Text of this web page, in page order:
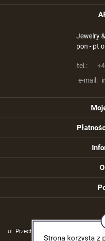
Strona korzysta z
Jewelry
pon - pt
tel.:
e-mail:
ul. Przechodzisko 39, 21-570 Drelów